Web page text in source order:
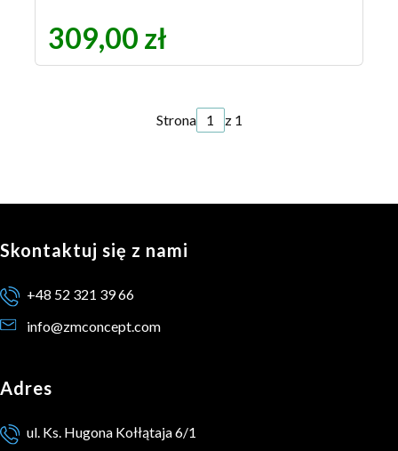
309,00 zł
Strona z 1
Skontaktuj się z nami
+48 52 321 39 66
info@zmconcept.com
Adres
ul. Ks. Hugona Kołłątaja 6/1